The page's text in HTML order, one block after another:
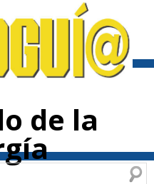
de la